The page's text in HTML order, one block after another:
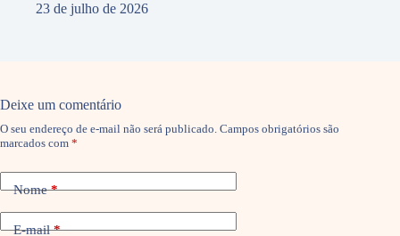
23 de julho de 2026
Deixe um comentário
O seu endereço de e-mail não será publicado. Campos obrigatórios são
marcados com *
Nome*
E-mail*